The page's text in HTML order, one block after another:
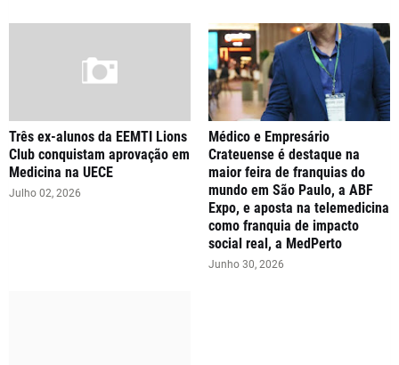
Três ex-alunos da EEMTI Lions
Club conquistam aprovação em
Medicina na UECE
Julho 02, 2026
Médico e Empresário
Crateuense é destaque na
maior feira de franquias do
mundo em São Paulo, a ABF
Expo, e aposta na telemedicina
como franquia de impacto
social real, a MedPerto
Junho 30, 2026